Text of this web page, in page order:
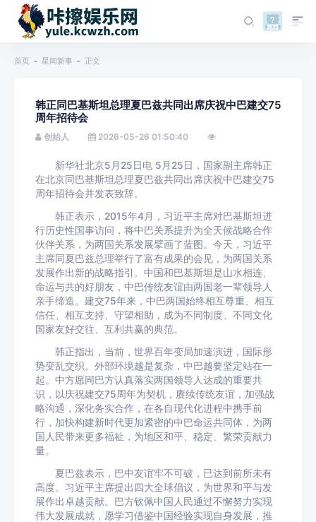
首页 星闻新事 正文
韩正同巴基斯坦总理夏巴兹共同出席庆祝中巴建交75
周年招待会
创始人 2026-05-26 01:50:40
新华社北京5月25日电 5月25日，国家副主席韩正
在北京同巴基斯坦总理夏巴兹共同出席庆祝中巴建交75
周年招待会并发表致辞。
韩正表示，2015年4月，习近平主席对巴基斯坦进
行历史性国事访问，将中巴关系提升为全天候战略合作
伙伴关系，为两国关系发展擘画了蓝图。今天，习近平
主席同夏巴兹总理举行了富有成果的会见，为两国关系
发展作出新的战略指引。中国和巴基斯坦是山水相连、
命运与共的好朋友，中巴传统友谊由两国老一辈领导人
亲手缔造。建交75年来，中巴两国始终相互尊重、相互
信任、相互支持、守望相助，成为不同制度、不同文化
国家友好交往、互利共赢的典范。
韩正指出，当前，世界百年变局加速演进，国际形
势变乱交织。外部环境越是复杂，中巴越要坚定站在一
起。中方愿同巴方认真落实两国领导人达成的重要共
识，以庆祝建交75周年为契机，赓续传统友谊，加强战
略沟通，深化务实合作，在各自现代化进程中携手前
行，加快构建新时代更加紧密的中巴命运共同体，为两
国人民带来更多福祉，为地区和平、稳定、繁荣贡献力
量。
夏巴兹表示，巴中友谊牢不可破，已达到前所未有
高度。习近平主席提出四大全球倡议，为世界和平与发
展作出卓越贡献。巴方钦佩中国人民通过不懈努力实现
伟大发展成就，愿学习借鉴中国经验实现自身发展，推